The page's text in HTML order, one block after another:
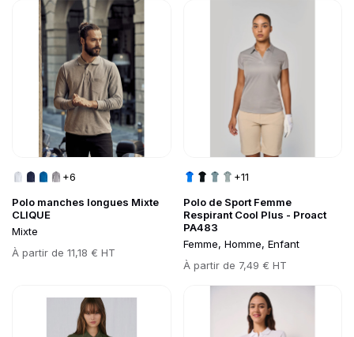
Polo manches longues Mixte
CLIQUE
Mixte
Prix
À partir de 11,18 € HT
+6
Go to product page
Polo de Sport Femme
Respirant Cool Plus - Proact
PA483
Femme, Homme, Enfant
Prix
À partir de 7,49 € HT
+11
Go to product page Go to product page